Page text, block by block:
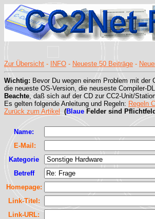
Zur Übersicht - INFO - Neueste 50 Beiträge -
Wichtig: Bevor Du wegen einem Problem mit
die neueste OS-Version, die neuseste Compiler-
Beachte, daß sich auf der CD zur CC2-Unit/
Es gelten folgende Anleitung und Regeln: Regeln
Zurück zum Artikel
(Blaue Felder sind
Name:
E-Mail:
Kategorie
Betreff
Homepage:
Link-Titel:
Link-URL: